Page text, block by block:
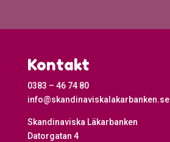
Kontakt
0383 – 46 74 80
info@skandinaviskalakarbanken.se
Skandinaviska Läkarbanken
Datorgatan 4